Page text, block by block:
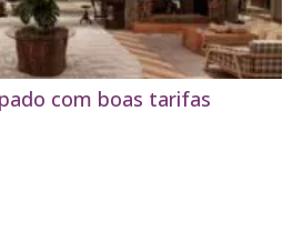
com boas tarifas